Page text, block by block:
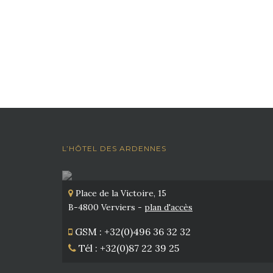
L’HÔTEL DES ARDENNES
Place de la Victoire, 15
B-4800 Verviers - plan d'accès
GSM : +32(0)496 36 32 32
Tél : +32(0)87 22 39 25